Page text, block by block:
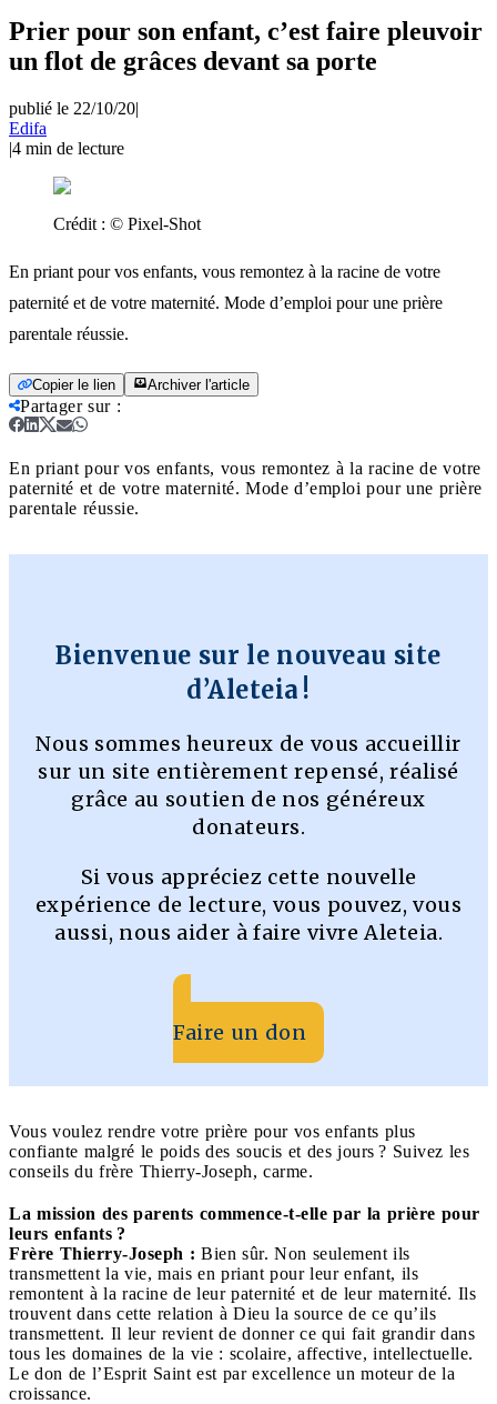
Prier pour son enfant, c’est faire pleuvoir
un flot de grâces devant sa porte
publié le 22/10/20|
Edifa
|4 min de lecture
Crédit : © Pixel-Shot
En priant pour vos enfants, vous remontez à la racine de votre
paternité et de votre maternité. Mode d’emploi pour une prière
parentale réussie.
Copier le lien Archiver l'article
Partager sur:
En priant pour vos enfants, vous remontez à la racine de votre
paternité et de votre maternité. Mode d’emploi pour une prière
parentale réussie.
Bienvenue sur le nouveau site
d’Aleteia !
Nous sommes heureux de vous accueillir
sur un site entièrement repensé, réalisé
grâce au soutien de nos généreux
donateurs.
Si vous appréciez cette nouvelle
expérience de lecture, vous pouvez, vous
aussi, nous aider à faire vivre Aleteia.
Faire un don
Vous voulez rendre votre prière pour vos enfants plus
confiante malgré le poids des soucis et des jours ? Suivez les
conseils du frère Thierry-Joseph, carme.
La mission des parents commence-t-elle par la prière pour
leurs enfants ?
Frère Thierry-Joseph : Bien sûr. Non seulement ils
transmettent la vie, mais en priant pour leur enfant, ils
remontent à la racine de leur paternité et de leur maternité. Ils
trouvent dans cette relation à Dieu la source de ce qu’ils
transmettent. Il leur revient de donner ce qui fait grandir dans
tous les domaines de la vie : scolaire, affective, intellectuelle.
Le don de l’Esprit Saint est par excellence un moteur de la
croissance.